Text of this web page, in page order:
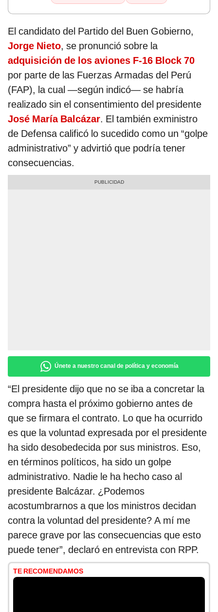
El candidato del Partido del Buen Gobierno,
Jorge Nieto, se pronunció sobre la
adquisición de los aviones F-16 Block 70
por parte de las Fuerzas Armadas del Perú
(FAP), la cual —según indicó— se habría
realizado sin el consentimiento del presidente
José María Balcázar. El también exministro
de Defensa calificó lo sucedido como un “golpe
administrativo” y advirtió que podría tener
consecuencias.
Únete a nuestro canal de política y economía
“El presidente dijo que no se iba a concretar la
compra hasta el próximo gobierno antes de
que se firmara el contrato. Lo que ha ocurrido
es que la voluntad expresada por el presidente
ha sido desobedecida por sus ministros. Eso,
en términos políticos, ha sido un golpe
administrativo. Nadie le ha hecho caso al
presidente Balcázar. ¿Podemos
acostumbrarnos a que los ministros decidan
contra la voluntad del presidente? A mí me
parece grave por las consecuencias que esto
puede tener”, declaró en entrevista con RPP.
TE RECOMENDAMOS